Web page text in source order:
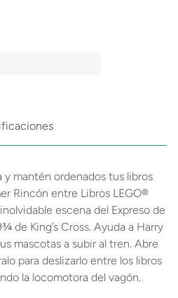
y mantén ordenados tus libros
Rincón entre Libros LEGO®
escena del Expreso de
de King’s Cross. Ayuda a Harry
mascotas a subir al tren. Abre
para deslizarlo entre los libros
la locomotora del vagón.